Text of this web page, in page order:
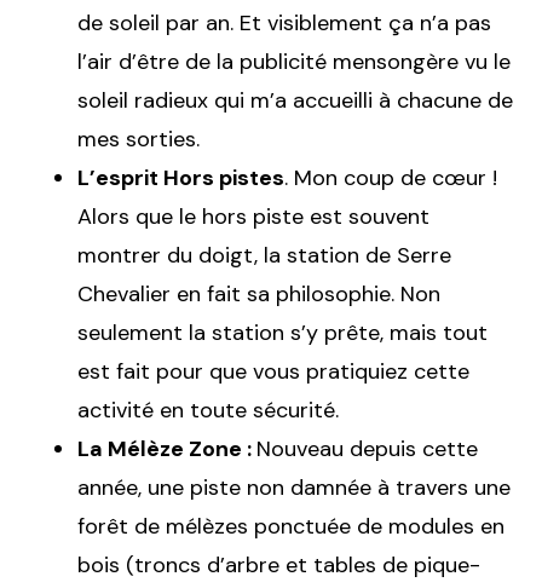
de soleil par an. Et visiblement ça n’a pas
l’air d’être de la publicité mensongère vu le
soleil radieux qui m’a accueilli à chacune de
mes sorties.
L’esprit Hors pistes. Mon coup de cœur !
Alors que le hors piste est souvent
montrer du doigt, la station de Serre
Chevalier en fait sa philosophie. Non
seulement la station s’y prête, mais tout
est fait pour que vous pratiquiez cette
activité en toute sécurité.
La Mélèze Zone : Nouveau depuis cette
année, une piste non damnée à travers une
forêt de mélèzes ponctuée de modules en
bois (troncs d’arbre et tables de pique-